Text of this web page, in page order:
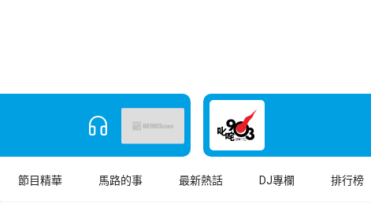
節目精華 馬路的事 最新熱話 DJ專欄 排行榜